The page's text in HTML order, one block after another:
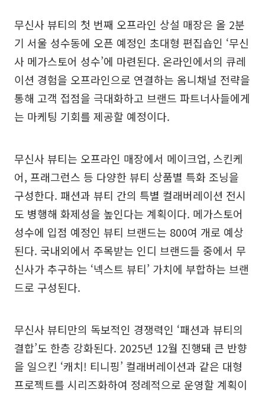
무신사 뷰티의 첫 번째 오프라인 상설 매장은 올 2분
기 서울 성수동에 오픈 예정인 초대형 편집숍인 ‘무신
사 메가스토어 성수’에 마련된다. 온라인에서의 큐레
이션 경험을 오프라인으로 연결하는 옴니채널 전략을
통해 고객 접점을 극대화하고 브랜드 파트너사들에게
는 마케팅 기회를 제공할 예정이다.
무신사 뷰티는 오프라인 매장에서 메이크업, 스킨케
어, 프래그런스 등 다양한 뷰티 상품별 특화 조닝을
구성한다. 패션과 뷰티 간의 특별 컬래버레이션 전시
도 병행해 화제성을 높인다는 계획이다. 메가스토어
성수에 입점 예정인 뷰티 브랜드는 800여 개로 예상
된다. 국내외에서 주목받는 인디 브랜드들 중에서 무
신사가 추구하는 ‘넥스트 뷰티’ 가치에 부합하는 브랜
드로 구성된다.
무신사 뷰티만의 독보적인 경쟁력인 ‘패션과 뷰티의
결합’도 한층 강화된다. 2025년 12월 진행돼 큰 반향
을 일으킨 ‘캐치! 티니핑’ 컬래버레이션과 같은 대형
프로젝트를 시리즈화하여 정례적으로 운영할 계획이